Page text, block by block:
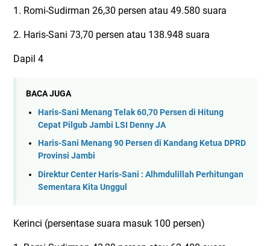
1. Romi-Sudirman 26,30 persen atau 49.580 suara
2. Haris-Sani 73,70 persen atau 138.948 suara
Dapil 4
BACA JUGA
Haris-Sani Menang Telak 60,70 Persen di Hitung
Cepat Pilgub Jambi LSI Denny JA
Haris-Sani Menang 90 Persen di Kandang Ketua DPRD
Provinsi Jambi
Direktur Center Haris-Sani : Alhmdulillah Perhitungan
Sementara Kita Unggul
Kerinci (persentase suara masuk 100 persen)